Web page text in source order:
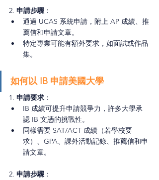
2. 申請步驟 ：
通過 UCAS 系統申請，附上 AP 成績、推
薦信和申請文章。
特定專業可能有額外要求，如面試或作品
集。
如何以 IB 申請美國大學
1. 申請要求 ：
IB 成績可提升申請競爭力，許多大學承
認 IB 文憑的挑戰性。
同樣需要 SAT/ACT 成績（若學校要
求）、GPA、課外活動記錄、推薦信和申
請文章。
2. 申請步驟 ：